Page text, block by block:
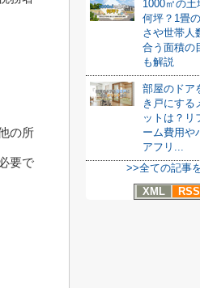
の所
要で
1000㎡の土
何坪？1畳
さや世帯人
合う面積の
も解説
部屋のドア
き戸にする
ットは？リ
ーム費用や
アフリ...
>>全ての記事
XML